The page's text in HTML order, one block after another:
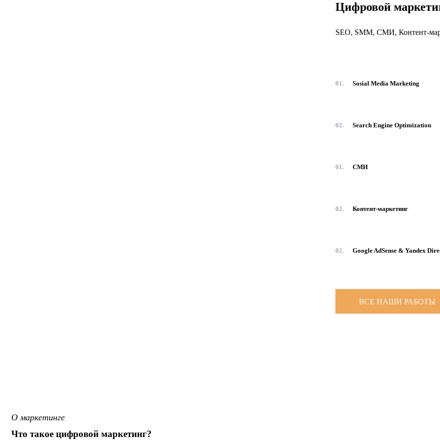
Цифровой
SEO, SMM, СМИ, Контент-
01. Sosial Media Marketing
02. Search Engine Optimization
01. СМИ
02. Контент-маркетинг
02. Google AdSense & Yandex
ВСЕ НАШИ РАБОТЫ
О маркетинге
Что такое цифровой маркетинг?